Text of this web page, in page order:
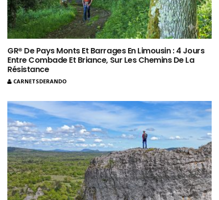
GR® De Pays Monts Et Barrages En Limousin : 4 Jours
Entre Combade Et Briance, Sur Les Chemins De La
Résistance
CARNETSDERANDO